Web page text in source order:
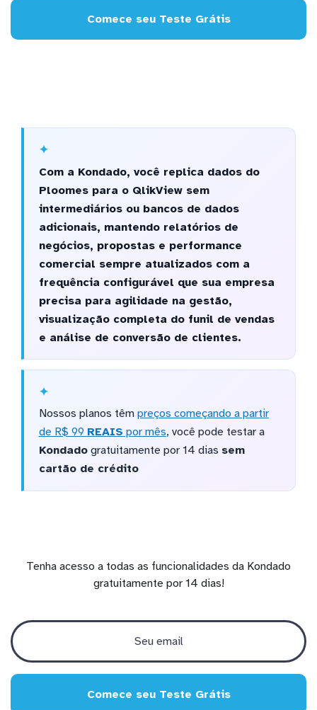
Comece seu Teste Grátis
Com a Kondado, você replica dados do
Ploomes para o QlikView sem
intermediários ou bancos de dados
adicionais, mantendo relatórios de
negócios, propostas e performance
comercial sempre atualizados com a
frequência configurável que sua empresa
precisa para agilidade na gestão,
visualização completa do funil de vendas
e análise de conversão de clientes.
Nossos planos têm preços começando a partir
de R$ 99 REAIS por mês, você pode testar a
Kondadogratuitamente por 14 dias sem
cartão de crédito
Tenha acesso a todas as funcionalidades da Kondado
gratuitamente por 14 dias!
Comece seu Teste Grátis